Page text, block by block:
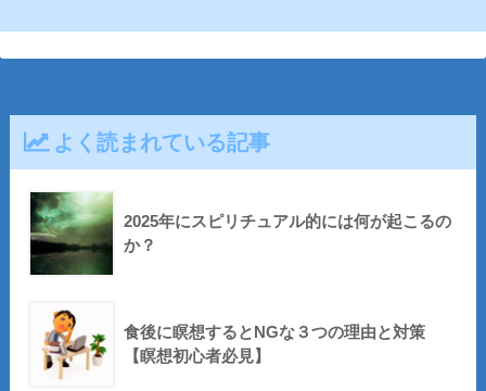
よく読まれている記事
2025年にスピリチュアル的には何が起こるの
か？
食後に瞑想するとNGな３つの理由と対策
【瞑想初心者必見】